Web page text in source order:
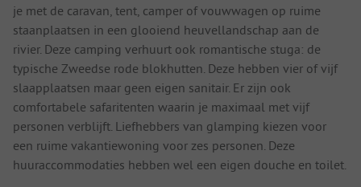
je met de caravan, tent, camper of vouwwagen op ruime
staanplaatsen in een glooiend heuvellandschap aan de
rivier. Deze camping verhuurt ook romantische stuga: de
typische Zweedse rode blokhutten. Deze hebben vier of vijf
slaapplaatsen maar geen eigen sanitair. Er zijn ook
comfortabele safaritenten waarin je maximaal met vijf
personen verblijft. Liefhebbers van glamping kiezen voor
een ruime vakantiewoning voor zes personen. Deze
huuraccommodaties hebben wel een eigen douche en toilet.